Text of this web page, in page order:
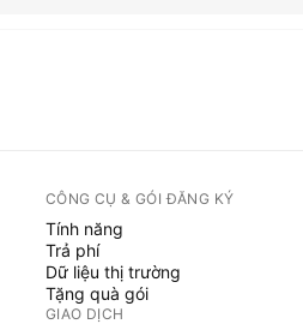
CÔNG CỤ & GÓI ĐĂNG KÝ
Tính năng
Trả phí
Dữ liệu thị trường
Tặng quà gói
GIAO DỊCH